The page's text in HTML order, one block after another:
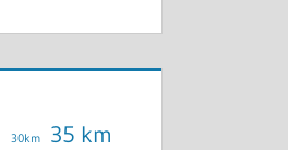
30km 35 km